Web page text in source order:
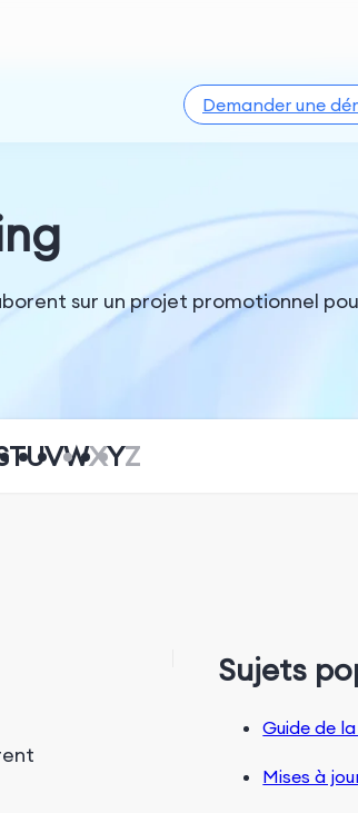
Demander une
sur un projet promotionnel
TUVWXYZ
Sujets
Guide de
Mises à